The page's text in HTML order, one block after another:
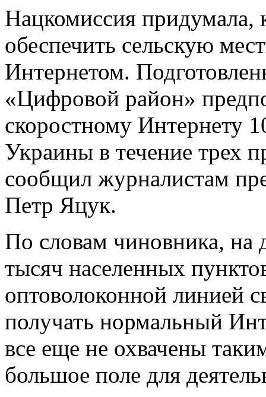
Нацкомиссия
обеспечить сельскую
Интернетом.
«Цифровой район»
скоростному Интернету
Украины в течение трех
сообщил журналистам
Петр Яцук.
По словам чиновника,
тысяч населенных
оптоволоконной линией
получать нормальный
все еще не охвачены
большое поле для